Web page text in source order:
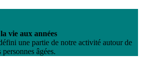
vie aux années
une partie de notre activité autour de
âgées.